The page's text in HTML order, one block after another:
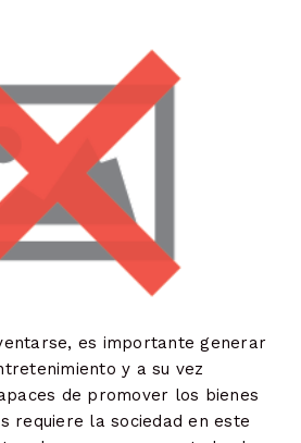
es importante generar
y a su vez
de promover los bienes
requiere la sociedad en este